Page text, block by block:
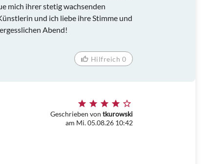
mich ihrer stetig wachsenden
und ich liebe ihre Stimme und
Abend!
Hilfreich 0
Geschrieben von tkurowski
am Mi. 05.08.26 10:42